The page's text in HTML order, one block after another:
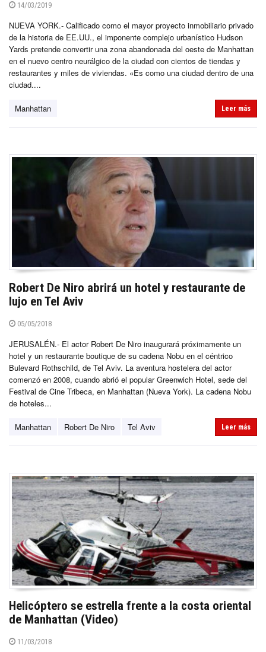
14/03/2019
NUEVA YORK.- Calificado como el mayor proyecto inmobiliario privado
de la historia de EE.UU., el imponente complejo urbanístico Hudson
Yards pretende convertir una zona abandonada del oeste de Manhattan
en el nuevo centro neurálgico de la ciudad con cientos de tiendas y
restaurantes y miles de viviendas. «Es como una ciudad dentro de una
ciudad....
Manhattan Leer más
Robert De Niro abrirá un hotel y restaurante de
lujo en Tel Aviv
05/05/2018
JERUSALÉN.- El actor Robert De Niro inaugurará próximamente un
hotel y un restaurante boutique de su cadena Nobu en el céntrico
Bulevard Rothschild, de Tel Aviv. La aventura hostelera del actor
comenzó en 2008, cuando abrió el popular Greenwich Hotel, sede del
Festival de Cine Tribeca, en Manhattan (Nueva York). La cadena Nobu
de hoteles...
Manhattan Robert De Niro Tel Aviv Leer más
Helicóptero se estrella frente a la costa oriental
de Manhattan (Video)
11/03/2018